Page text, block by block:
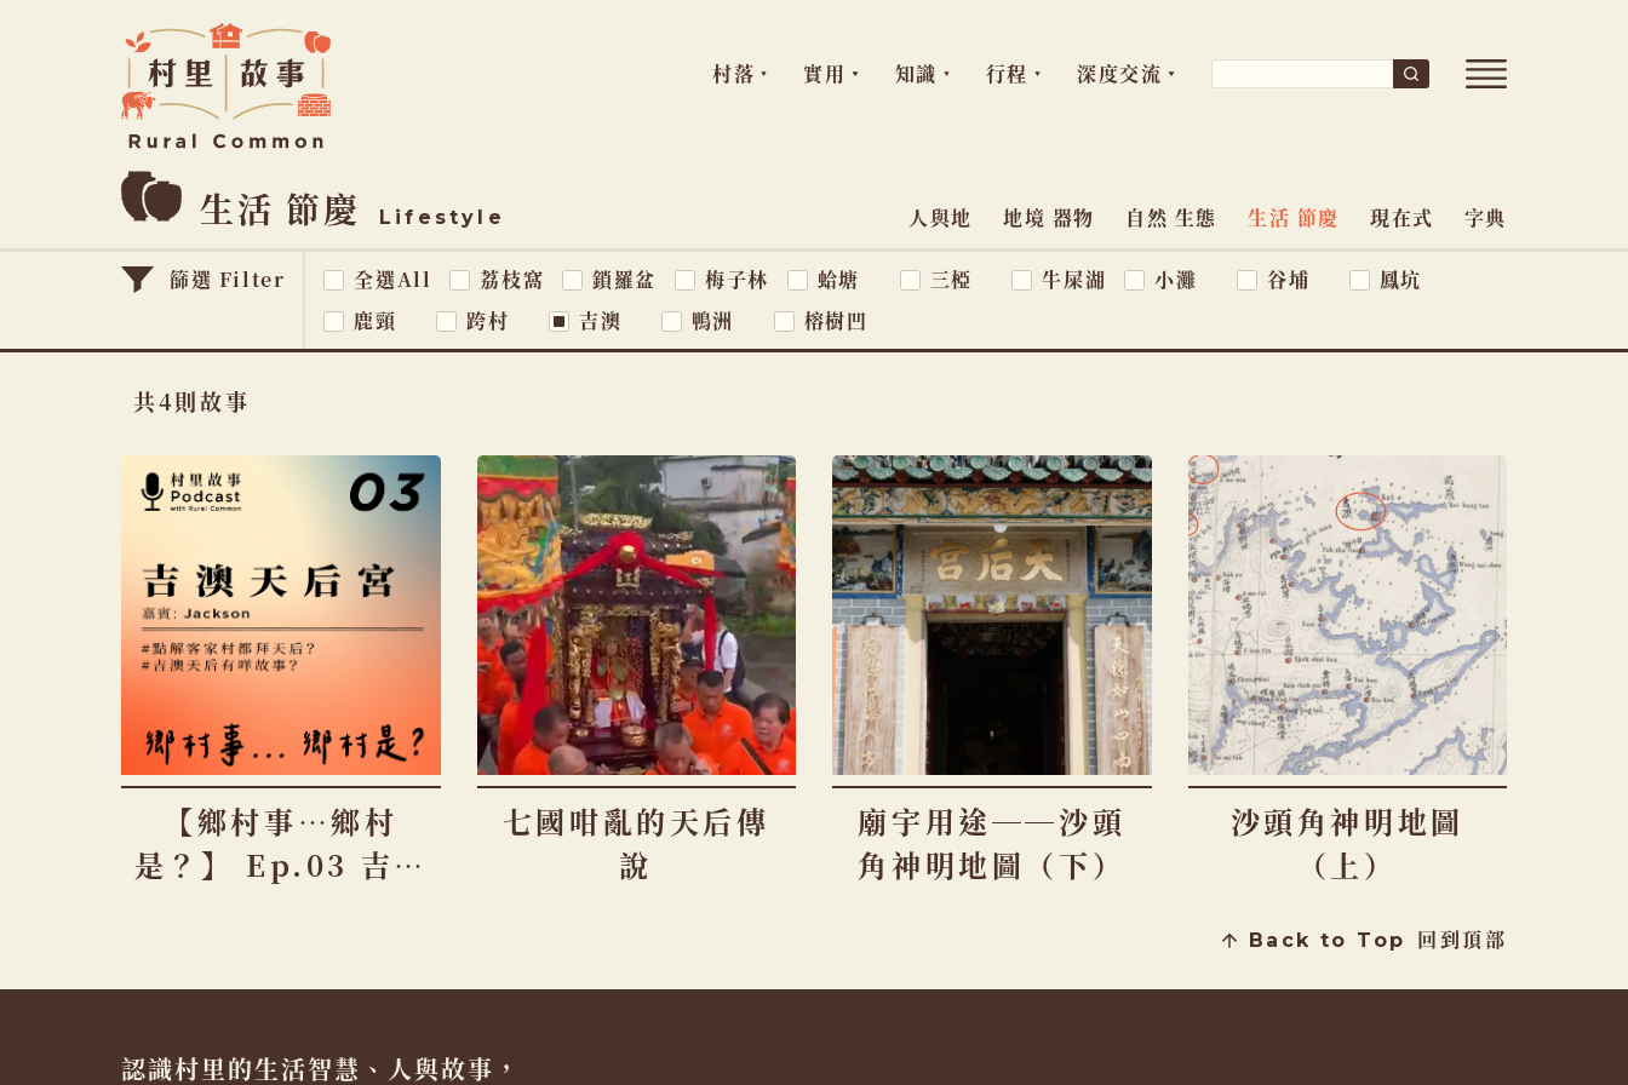
要
內
容
Common
村
里
事
開
單
字:
搜
尋
村落 實用 知識 行程 深度交流
生活 節慶 Lifestyle
主
題
人與地 地境 器物 自然 生態 生活 節慶 現在式 字典
篩選 Filter 全選All 荔枝窩 鎖羅盆 梅子林 蛤塘 三椏 牛屎湖 小灘 谷埔
鳳坑
鹿頸
跨村 吉澳 鴨洲 榕樹凹
共4則故事
【鄉村事…鄉村
是？】 Ep.03 吉澳
七國咁亂的天后傳
說
廟宇用途──沙頭
角神明地圖（下）
沙頭角神明地圖
（上）
回到頂部
Back to Top
認識村里的生活智慧、人與故事，